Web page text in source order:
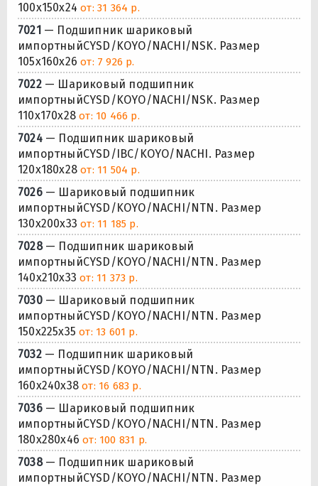
100x150x24от: 31 364 р.
7021 — Подшипник шариковый
импортныйCYSD/KOYO/NACHI/NSK. Размер
105x160x26от: 7 926 р.
7022— Шариковый подшипник
импортныйCYSD/KOYO/NACHI/NSK. Размер
110x170x28от: 10 466 р.
7024— Подшипник шариковый
импортныйCYSD/IBC/KOYO/NACHI. Размер
120x180x28от: 11 504 р.
7026— Шариковый подшипник
импортныйCYSD/KOYO/NACHI/NTN. Размер
130x200x33от: 11 185 р.
7028— Подшипник шариковый
импортныйCYSD/KOYO/NACHI/NTN. Размер
140x210x33от: 11 373 р.
7030— Шариковый подшипник
импортныйCYSD/KOYO/NACHI/NTN. Размер
150x225x35от: 13 601 р.
7032— Подшипник шариковый
импортныйCYSD/KOYO/NACHI/NTN. Размер
160x240x38от: 16 683 р.
7036— Шариковый подшипник
импортныйCYSD/KOYO/NACHI/NTN. Размер
180x280x46от: 100 831 р.
7038— Подшипник шариковый
импортныйCYSD/KOYO/NACHI/NTN. Размер